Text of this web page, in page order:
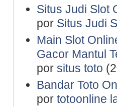
Situs Judi Slot
por Situs Judi
Main Slot
Gacor Mantul
por situs toto
Bandar Toto
por totoonline